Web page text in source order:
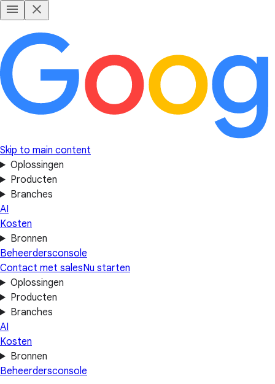
Skip to main content
Oplossingen
Producten
Branches
AI
Kosten
Bronnen
Beheerdersconsole
Contact met salesNu starten
Oplossingen
Producten
Branches
AI
Kosten
Bronnen
Beheerdersconsole